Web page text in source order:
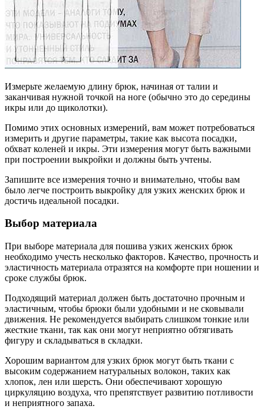
Измерьте желаемую длину брюк, начиная от талии и
заканчивая нужной точкой на ноге (обычно это до середины
икры или до щиколотки).
Помимо этих основных измерений, вам может потребоваться
измерить и другие параметры, такие как высота посадки,
обхват коленей и икры. Эти измерения могут быть важными
при построении выкройки и должны быть учтены.
Запишите все измерения точно и внимательно, чтобы вам
было легче построить выкройку для узких женских брюк и
достичь идеальной посадки.
Выбор материала
При выборе материала для пошива узких женских брюк
необходимо учесть несколько факторов. Качество, прочность и
эластичность материала отразятся на комфорте при ношении и
сроке службы брюк.
Подходящий материал должен быть достаточно прочным и
эластичным, чтобы брюки были удобными и не сковывали
движения. Не рекомендуется выбирать слишком тонкие или
жесткие ткани, так как они могут неприятно обтягивать
фигуру и складываться в складки.
Хорошим вариантом для узких брюк могут быть ткани с
высоким содержанием натуральных волокон, таких как
хлопок, лен или шерсть. Они обеспечивают хорошую
циркуляцию воздуха, что препятствует развитию потливости
и неприятного запаха.